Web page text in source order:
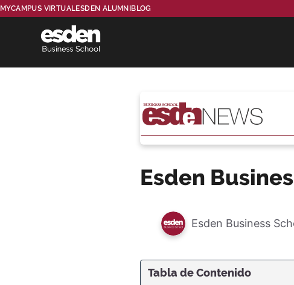
MYCAMPUS VIRTUALESDEN ALUMNI BLOG
Esden
Esden Business
Tabla de Contenido